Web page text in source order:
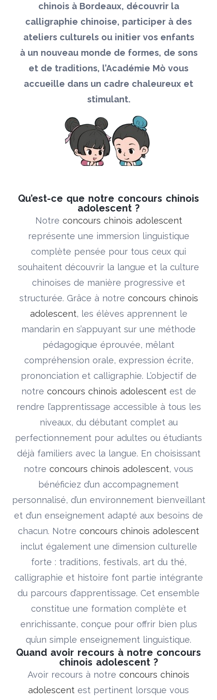
chinois à Bordeaux, découvrir la
calligraphie chinoise, participer à des
ateliers culturels ou initier vos enfants
à un nouveau monde de formes, de sons
et de traditions, l’Académie Mò vous
accueille dans un cadre chaleureux et
stimulant.
Qu’est-ce que notre concours chinois
adolescent ?
Notre concours chinois adolescent
représente une immersion linguistique
complète pensée pour tous ceux qui
souhaitent découvrir la langue et la culture
chinoises de manière progressive et
structurée. Grâce à notre concours chinois
adolescent, les élèves apprennent le
mandarin en s’appuyant sur une méthode
pédagogique éprouvée, mêlant
compréhension orale, expression écrite,
prononciation et calligraphie. L’objectif de
notre concours chinois adolescentest de
rendre l’apprentissage accessible à tous les
niveaux, du débutant complet au
perfectionnement pour adultes ou étudiants
déjà familiers avec la langue. En choisissant
notre concours chinois adolescent, vous
bénéficiez d’un accompagnement
personnalisé, d’un environnement bienveillant
et d’un enseignement adapté aux besoins de
chacun. Notre concours chinois adolescent
inclut également une dimension culturelle
forte : traditions, festivals, art du thé,
calligraphie et histoire font partie intégrante
du parcours d’apprentissage. Cet ensemble
constitue une formation complète et
enrichissante, conçue pour offrir bien plus
qu’un simple enseignement linguistique.
Quand avoir recours à notre concours
chinois adolescent ?
Avoir recours à notre concours chinois
adolescent est pertinent lorsque vous